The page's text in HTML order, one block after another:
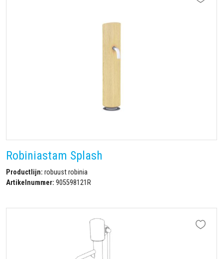
Robiniastam Splash
Productlijn: robuust robinia
Artikelnummer: 905598121R